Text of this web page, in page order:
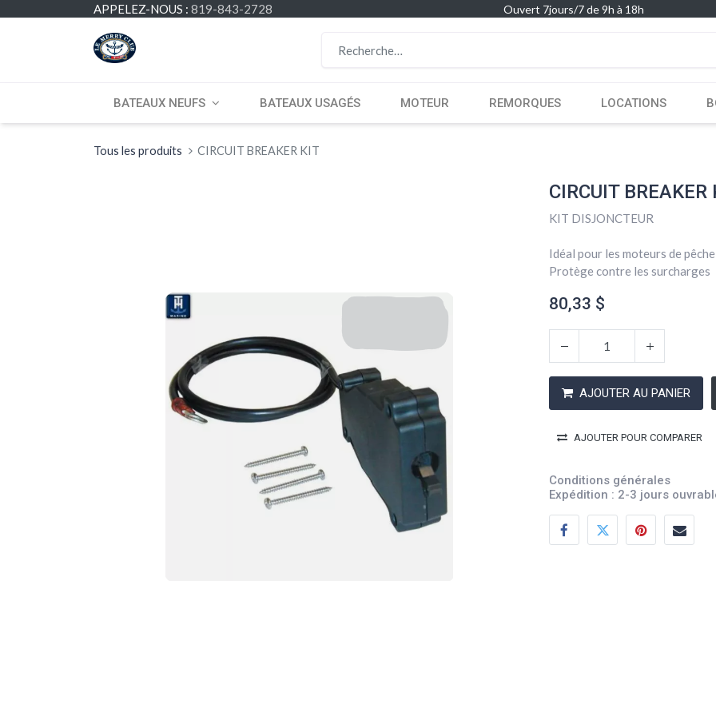
APPELEZ-NOUS : 819-843-2728 Ouvert 7jours/7 de 9h à 18h
BATEAUX NEUFS BATEAUX USAGÉS MOTEUR REMORQUES LOCATIONS
Tous les produits CIRCUIT BREAKER KIT
CIRCUIT BREAKER
KIT DISJONCTEUR
Idéal pour les moteurs de
Protège contre les surcharges
80,33 $
AJOUTER AU PANIER
AJOUTER POUR COMPARER
Conditions générales
Expédition : 2-3 jours